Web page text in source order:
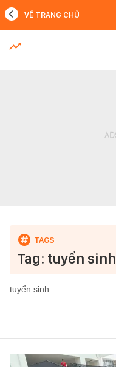
MỚI NHẤT
VỀ TRANG CHỦ
Tag: tuyển sinh
tuyển sinh